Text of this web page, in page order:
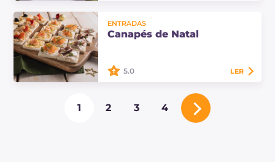
stracciatella e pistache são um
prato principal de peixe refinado,
ENTRADAS
Canapés de Natal
Canapés de Natal fáceis e rápidos:
muitas ideias saborosas para a
entrada da Véspera de Natal com
5.0 LER
1 2 3 4